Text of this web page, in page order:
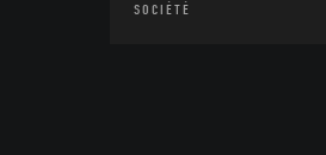
SOCIÉTÉ